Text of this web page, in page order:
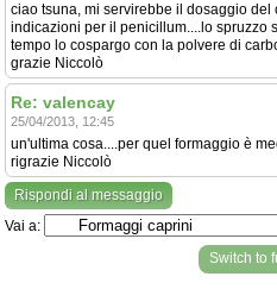
ciao tsuna, mi servirebbe il dosaggio
indicazioni per il penicillum....lo spruzzo
tempo lo cospargo con la polvere di
grazie Niccolò
Re: valencay
25/04/2013, 12:45
un'ultima cosa....per quel formaggio è
rigrazie Niccolò
Rispondi al messaggio
Vai a:
Switch to